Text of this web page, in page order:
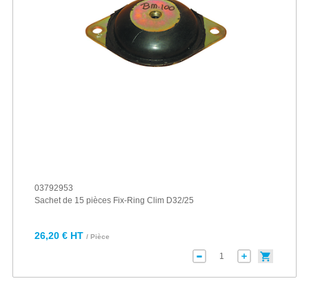
03792953
Sachet de 15 pièces Fix-Ring Clim D32/25
26,20 € HT / Pièce